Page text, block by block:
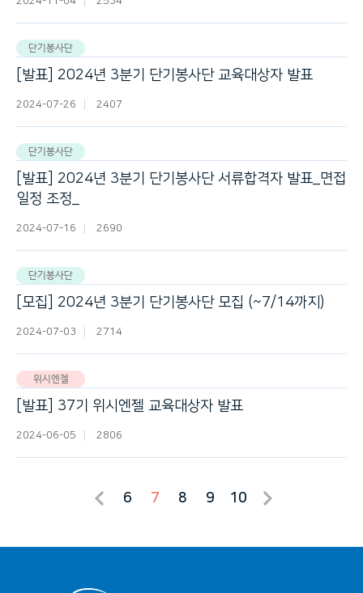
단기봉사단
[발표] 2024년 3분기 단기봉사단 교육대상자 발표
2024-07-26 2407
단기봉사단
[발표] 2024년 3분기 단기봉사단 서류합격자 발표_면접
일정 조정_完
2024-07-16 2690
단기봉사단
[모집] 2024년 3분기 단기봉사단 모집 (~7/14까지)
2024-07-03 2714
위시엔젤
[발표] 37기 위시엔젤 교육대상자 발표
2024-06-05 2806
6 7 8 9 10